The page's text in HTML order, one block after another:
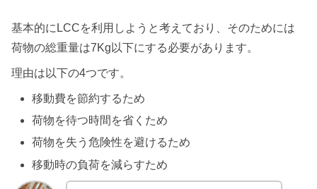
基本的にLCCを利用しようと考えており、そのためには
荷物の総重量は7Kg以下にする必要があります。
理由は以下の4つです。
移動費を節約するため
荷物を待つ時間を省くため
荷物を失う危険性を避けるため
移動時の負荷を減らすため